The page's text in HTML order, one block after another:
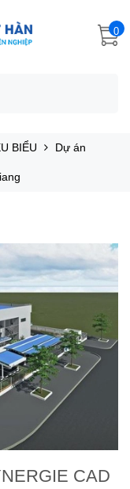
0
BIỂU Dự án
CAD